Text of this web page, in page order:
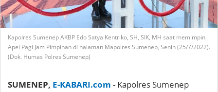
Kapolres Sumenep AKBP Edo Satya Kentriko, SH, SIK, MH saat memimpin
Apel Pagi Jam Pimpinan di halaman Mapolres Sumenep, Senin (25/7/2022).
(Dok. Humas Polres Sumenep)
SUMENEP, E-KABARI.com - Kapolres Sumenep